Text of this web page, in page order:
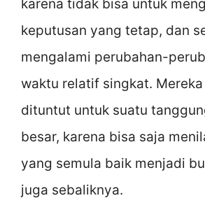
karena tidak bisa untuk
keputusan yang tetap, dan
mengalami perubahan-
waktu relatif singkat.
dituntut untuk suatu
besar, karena bisa saja
yang semula baik menjadi
juga sebaliknya.